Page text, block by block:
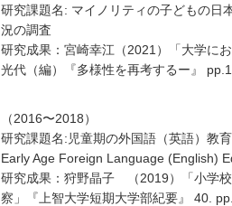
研究課題名: マイノリティの子どもの日
況の調査
研究成果：宮崎幸江（2021）「大学に
光代（編）『多様性を再考するー』
（2016〜2018）
研究課題名:児童期の外国語（英語）教
Early Age Foreign Language (English)
研究成果：狩野晶子 （2019）「小学
察」『上智大学短期大学部紀要』 40.